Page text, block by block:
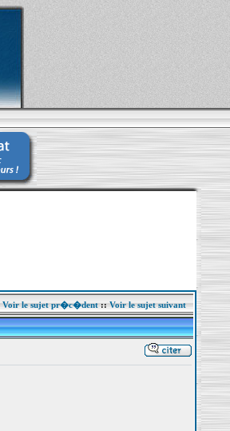
Voir le sujet pr�c�dent::Voir le sujet suivant